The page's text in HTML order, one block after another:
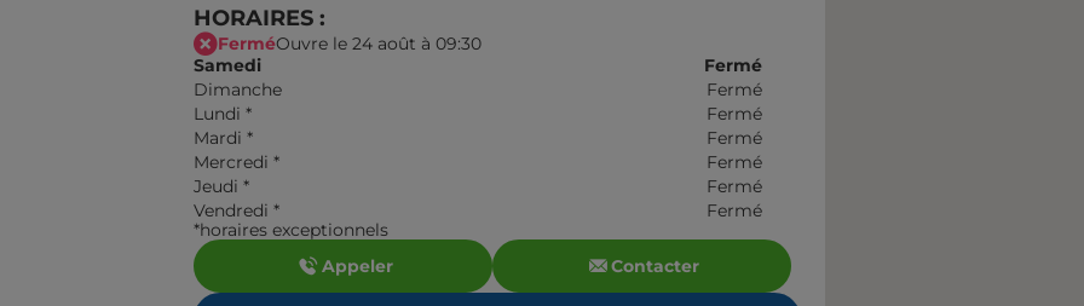
HORAIRES :
FerméOuvre le 24 août à 09:30
Samedi
Fermé
Dimanche
Fermé
Lundi *
Fermé
Mardi *
Fermé
Mercredi *
Fermé
Jeudi *
Fermé
Vendredi *
Fermé
*horaires exceptionnels
Appeler
Contacter